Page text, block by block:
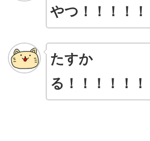
やつ！！！！！
たすか
る！！！！！！